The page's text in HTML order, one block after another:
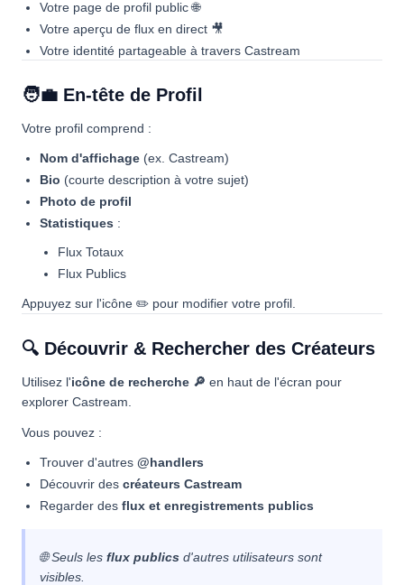
Votre page de profil public 🌐
Votre aperçu de flux en direct 🎥
Votre identité partageable à travers Castream
🧑‍💼 En-tête de Profil
Votre profil comprend :
Nom d'affichage (ex. Castream)
Bio (courte description à votre sujet)
Photo de profil
Statistiques :
Flux Totaux
Flux Publics
Appuyez sur l'icône ✏️ pour modifier votre profil.
🔍 Découvrir & Rechercher des Créateurs
Utilisez l'icône de recherche 🔎 en haut de l'écran pour
explorer Castream.
Vous pouvez :
Trouver d'autres @handlers
Découvrir des créateurs Castream
Regarder des flux et enregistrements publics
🌐 Seuls les flux publics d'autres utilisateurs sont
visibles.